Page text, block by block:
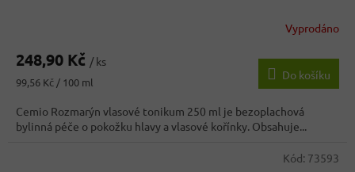
Vyprodáno
248,90 Kč / ks
Měrná
99,56 Kč / 100 ml
Do košíku
Cemio Rozmarýn vlasové tonikum 250 ml je bezoplachová
bylinná péče o pokožku hlavy a vlasové kořínky. Obsahuje...
Kód: 73593